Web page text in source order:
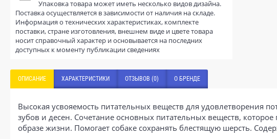
Упаковка товара может иметь несколько видов дизайна.
Поставка осуществляется в зависимости от наличия на складе.
Информация о технических характеристиках, комплекте
поставки, стране изготовления, внешнем виде и цвете товара
носит справочный характер и основывается на последних
доступных к моменту публикации сведениях
ОПИСАНИЕ ХАРАКТЕРИСТИКИ ОТЗЫВОВ (0) О БРЕНДЕ
Высокая усвояемость питательных веществ для удовлетворения
зубов и десен. Сочетание основных питательных веществ,
образе жизни. Помогает собаке сохранять блестящую шерсть.